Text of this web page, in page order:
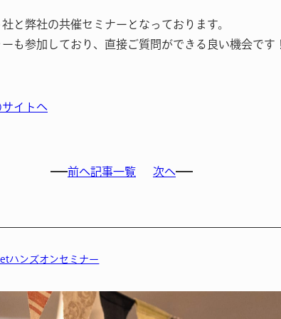
と弊社の共催セミナーとなっております。
も参加しており、直接ご質問ができる良い機会です
イトへ
前へ記事一覧 次へ
ハンズオンセミナー